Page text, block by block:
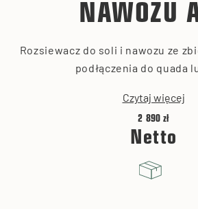
NAWOZU
Rozsiewacz do soli i nawozu ze
podłączenia do quada
Czytaj więcej
2 890 zł
Netto